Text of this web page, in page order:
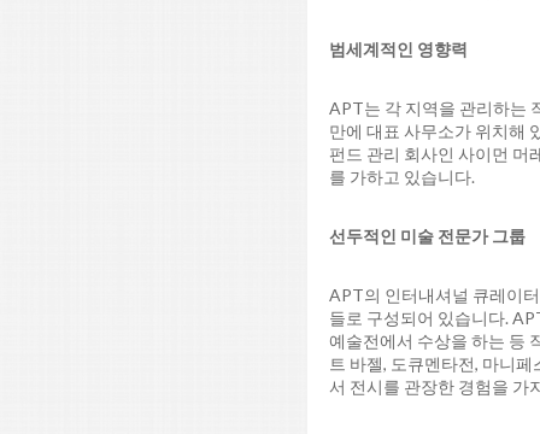
범세계적인 영향력
APT는 각 지역을 관리하는
만에 대표 사무소가 위치해
펀드 관리 회사인 사이먼 머
를 가하고 있습니다.
선두적인 미술 전문가 그룹
APT의 인터내셔널 큐레이
들로 구성되어 있습니다.
예술전에서 수상을 하는 등
트 바젤, 도큐멘타전, 마니
서 전시를 관장한 경험을 가